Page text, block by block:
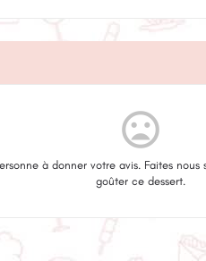
mood_bad
à donner votre avis. Faites
goûter ce dessert.